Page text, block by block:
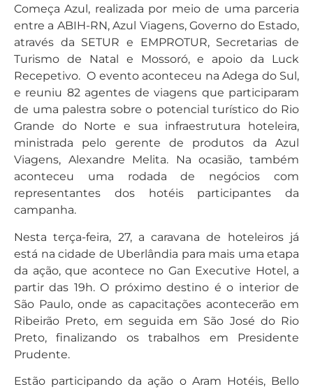
Começa Azul, realizada por meio de uma parceria
entre a ABIH-RN, Azul Viagens, Governo do Estado,
através da SETUR e EMPROTUR, Secretarias de
Turismo de Natal e Mossoró, e apoio da Luck
Recepetivo. O evento aconteceu na Adega do Sul,
e reuniu 82 agentes de viagens que participaram
de uma palestra sobre o potencial turístico do Rio
Grande do Norte e sua infraestrutura hoteleira,
ministrada pelo gerente de produtos da Azul
Viagens, Alexandre Melita. Na ocasião, também
aconteceu uma rodada de negócios com
representantes dos hotéis participantes da
campanha.
Nesta terça-feira, 27, a caravana de hoteleiros já
está na cidade de Uberlândia para mais uma etapa
da ação, que acontece no Gan Executive Hotel, a
partir das 19h. O próximo destino é o interior de
São Paulo, onde as capacitações acontecerão em
Ribeirão Preto, em seguida em São José do Rio
Preto, finalizando os trabalhos em Presidente
Prudente.
Estão participando da ação o Aram Hotéis, Bello